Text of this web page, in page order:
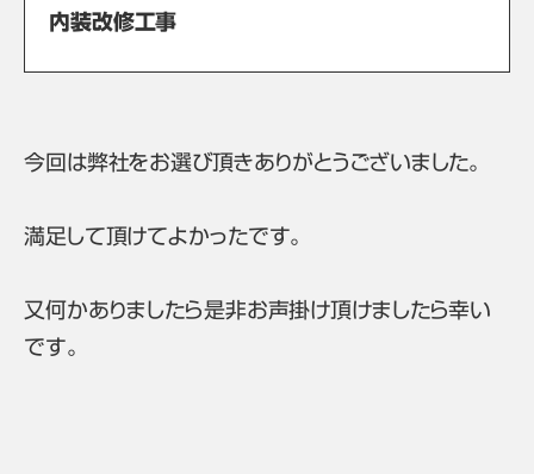
内装改修工事
今回は弊社をお選び頂きありがとうございました。
満足して頂けてよかったです。
又何かありましたら是非お声掛け頂けましたら幸い
です。